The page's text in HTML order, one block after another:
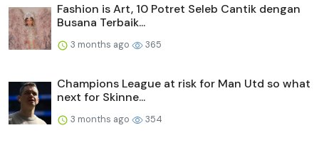
Fashion is Art, 10 Potret Seleb Cantik dengan
Busana Terbaik...
3 months ago 365
Champions League at risk for Man Utd so what
next for Skinne...
3 months ago 354